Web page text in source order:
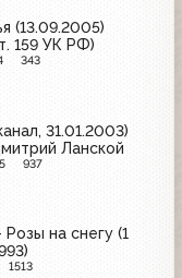
(13.09.2005)
159 УК РФ)
343
31.01.2003)
Ланской
937
на снегу (1
1513